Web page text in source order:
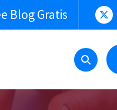
Blog Gratis